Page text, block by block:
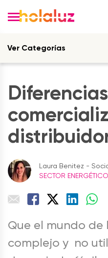
Ver Categorías
Laura Benitez -
SECTOR ENERGÉTICO
Que el mundo
complejo y no